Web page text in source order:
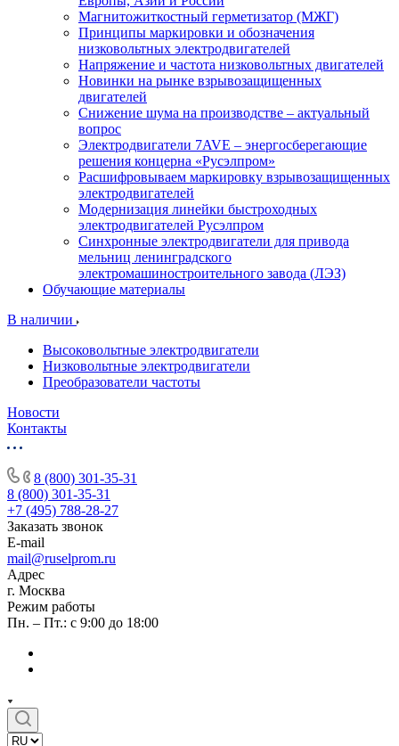
Магнитожиткостный герметизатор (МЖГ)
Принципы маркировки и обозначения
низковольтных электродвигателей
Напряжение и частота низковольтных двигателей
Новинки на рынке взрывозащищенных
двигателей
Снижение шума на производстве – актуальный
вопрос
Электродвигатели 7AVE – энергосберегающие
решения концерна «Русэлпром»
Расшифровываем маркировку взрывозащищенных
электродвигателей
Модернизация линейки быстроходных
электродвигателей Русэлпром
Синхронные электродвигатели для привода
мельниц ленинградского
электромашиностроительного завода (ЛЭЗ)
Обучающие материалы
В наличии
Высоковольтные электродвигатели
Низковольтные электродвигатели
Преобразователи частоты
Новости
Контакты
8 (800) 301-35-31
8 (800) 301-35-31
+7 (495) 788-28-27
Заказать звонок
E-mail
mail@ruselprom.ru
Адрес
г. Москва
Режим работы
Пн. – Пт.: с 9:00 до 18:00